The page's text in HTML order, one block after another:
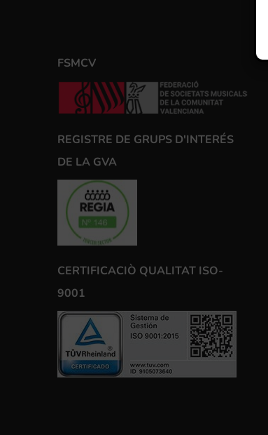
FSMCV
REGISTRE DE GRUPS D'INTERÉS
DE LA GVA
CERTIFICACIÒ QUALITAT ISO-
9001